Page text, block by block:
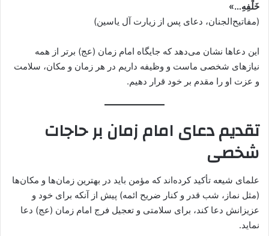
خَلْفِهِ…»
(مفاتیح‌الجنان، دعای پس از زیارت آل یاسین)
این دعاها نشان می‌دهد که جایگاه امام زمان (عج) برتر از همه
نیازهای شخصی ماست و وظیفه داریم در هر زمان و مکان، سلامت
و عزت او را مقدم بر خود قرار دهیم.
تقدیم دعای امام زمان بر حاجات
شخصی
علمای شیعه تأکید کرده‌اند که مؤمن باید در بهترین زمان‌ها و مکان‌ها
(مثل نماز، شب قدر و کنار ضریح ائمه) پیش از آنکه برای خود و
عزیزانش دعا کند، برای سلامتی و تعجیل فرج امام زمان (عج) دعا
نماید.